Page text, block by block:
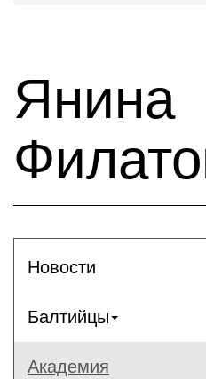
Янина
Новости
Балтийцы
Академия